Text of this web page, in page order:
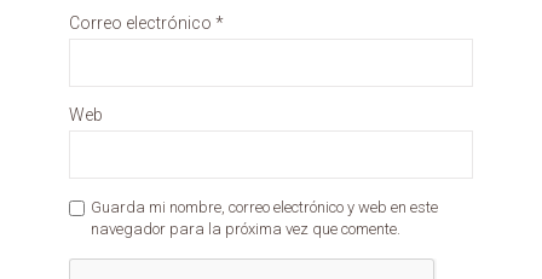
Correo electrónico *
Web
Guarda mi nombre, correo electrónico y web en este
navegador para la próxima vez que comente.